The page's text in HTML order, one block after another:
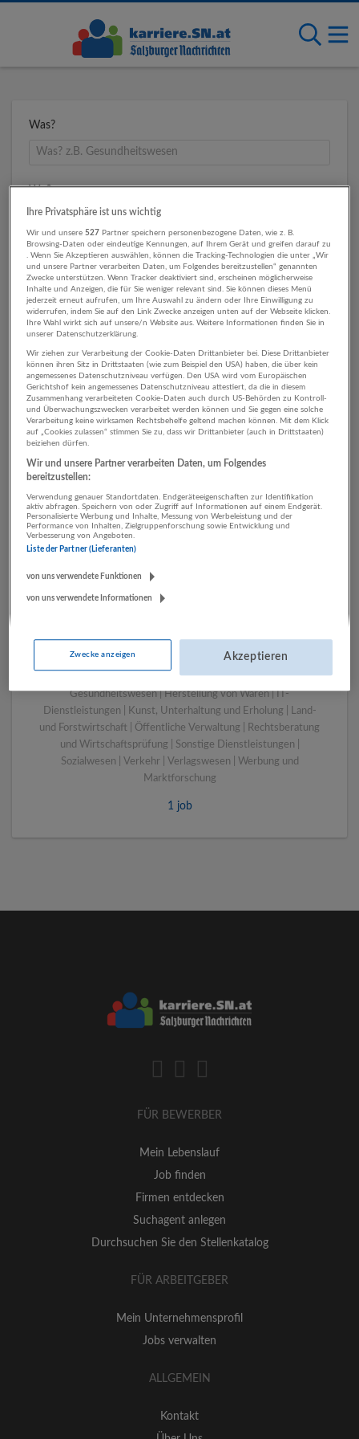
Was?
Wo?
Umkreis
1 Transport, Verkehr IT-
Dienstleistungen
Unternehmen
Bergheim bei Salzburg
Bau | Beherbergung und Gastronomie | Einzelhandel |
Energieversorgung | Finanz- und Versicherungsleistungen |
Gesundheitswesen | Herstellung von Waren | IT-
Dienstleistungen | Kunst, Unterhaltung und Erholung | Land-
und Forstwirtschaft | Öffentliche Verwaltung | Rechtsberatung
und Wirtschaftsprüfung | Sonstige Dienstleistungen |
Sozialwesen | Verkehr | Verlagswesen | Werbung und
Marktforschung
1 job
FÜR BEWERBER
Mein Lebenslauf
Job finden
Firmen entdecken
Suchagent anlegen
Durchsuchen Sie den Stellenkatalog
FÜR ARBEITGEBER
Mein Unternehmensprofil
Jobs verwalten
ALLGEMEIN
Kontakt
Ihre Privatsphäre ist uns wichtig
Wir und unsere527 Partner speichern personenbezogene Daten, wie z. B.
Browsing-Daten oder eindeutige Kennungen, auf Ihrem Gerät und greifen darauf zu
. Wenn Sie Akzeptieren auswählen, können die Tracking-Technologien die unter „Wir
und unsere Partner verarbeiten Daten, um Folgendes bereitzustellen“ genannten
Zwecke unterstützen. Wenn Tracker deaktiviert sind, erscheinen möglicherweise
Inhalte und Anzeigen, die für Sie weniger relevant sind. Sie können dieses Menü
jederzeit erneut aufrufen, um Ihre Auswahl zu ändern oder Ihre Einwilligung zu
widerrufen, indem Sie auf den Link Zwecke anzeigen unten auf der Webseite klicken.
Ihre Wahl wirkt sich auf unsere/n Website aus. Weitere Informationen finden Sie in
unserer Datenschutzerklärung.
Wir ziehen zur Verarbeitung der Cookie-Daten Drittanbieter bei. Diese Drittanbieter
können ihren Sitz in Drittstaaten (wie zum Beispiel den USA) haben, die über kein
angemessenes Datenschutzniveau verfügen. Den USA wird vom Europäischen
Gerichtshof kein angemessenes Datenschutzniveau attestiert, da die in diesem
Zusammenhang verarbeiteten Cookie-Daten auch durch US-Behörden zu Kontroll-
und Überwachungszwecken verarbeitet werden können und Sie gegen eine solche
Verarbeitung keine wirksamen Rechtsbehelfe geltend machen können. Mit dem Klick
auf „Cookies zulassen“ stimmen Sie zu, dass wir Drittanbieter (auch in Drittstaaten)
beiziehen dürfen.
Wir und unsere Partner verarbeiten Daten, um Folgendes
bereitzustellen:
Verwendung genauer Standortdaten. Endgeräteeigenschaften zur Identifikation
aktiv abfragen. Speichern von oder Zugriff auf Informationen auf einem Endgerät.
Personalisierte Werbung und Inhalte, Messung von Werbeleistung und der
Performance von Inhalten, Zielgruppenforschung sowie Entwicklung und
Verbesserung von Angeboten.
Liste der Partner (Lieferanten)
von uns verwendete Funktionen
von uns verwendete Informationen
Zwecke anzeigen Akzeptieren